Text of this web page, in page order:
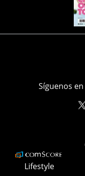
Síguenos
Lifestyle